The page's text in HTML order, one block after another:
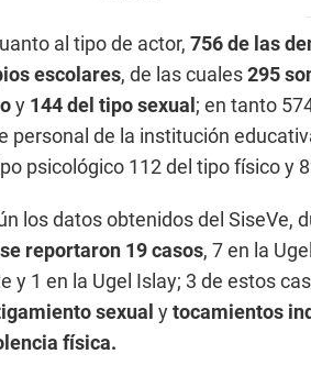
al tipo de actor, 756 de las
escolares, de las cuales295
y 144 del tipo sexual ; en tanto
personal de la institución
psicológico 112 del tipo físico y
los datos obtenidos del SiseVe,
reportaron 19 casos, 7 en la
y 1 en la Ugel Islay; 3 de estos
sexual ytocamientos
física.